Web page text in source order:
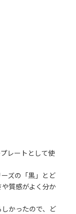
レートとして使
ズの「黒」とど
質感がよく分か
かったので、ど